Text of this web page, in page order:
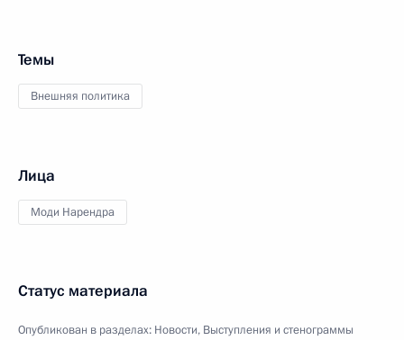
Темы
Внешняя политика
Лица
Моди Нарендра
Статус материала
Опубликован в разделах: Новости, Выступления и стенограммы